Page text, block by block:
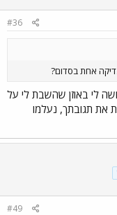
#36
אחת בסדום?
לי באוזן שהשבת לי על
את תגובתך, נעלמו
#49